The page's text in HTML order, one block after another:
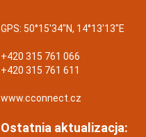
GPS: 50°15'34"N, 14°13'13"E
+420 315 761 066
+420 315 761 611
www.cconnect.cz
Ostatnia aktualizacja: